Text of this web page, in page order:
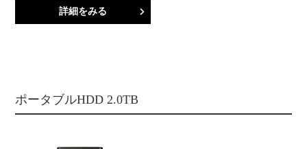
詳細をみる
ポータブルHDD 2.0TB